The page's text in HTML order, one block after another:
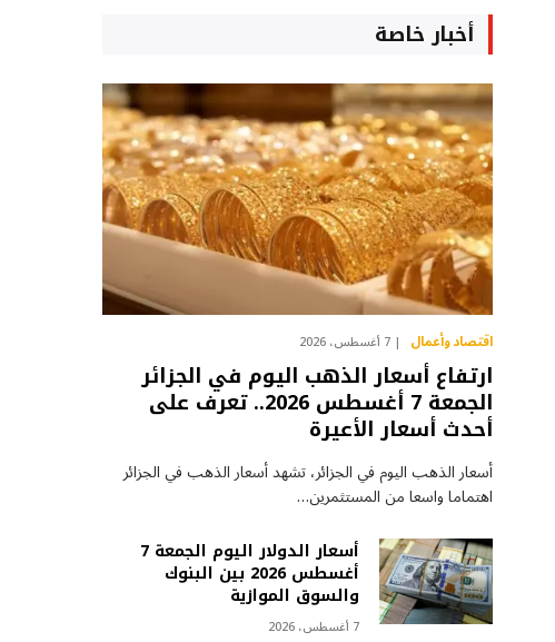
أخبار خاصة
اقتصاد وأعمال 7 أغسطس، 2026
ارتفاع أسعار الذهب اليوم في الجزائر
الجمعة 7 أغسطس 2026.. تعرف على
أحدث أسعار الأعيرة
أسعار الذهب اليوم في الجزائر، تشهد أسعار الذهب في الجزائر
اهتماما واسعا من المستثمرين…
أسعار الدولار اليوم الجمعة 7
أغسطس 2026 بين البنوك
والسوق الموازية
7 أغسطس، 2026